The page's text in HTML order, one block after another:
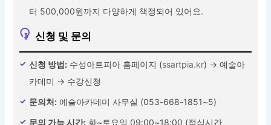
터 500,000원까지 다양하게 책정되어 있어요.
신청 및 문의
신청 방법: 수성아트피아 홈페이지 (ssartpia.kr) → 예술아
카데미 → 수강신청
문의처: 예술아카데미 사무실 (053-668-1851~5)
문의 가능 시간: 화~토요일 09:00~18:00 (점심시간